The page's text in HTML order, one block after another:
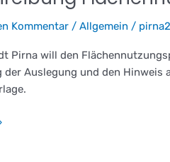
Kommentar / Allgemein /
Pirna will den
der Auslegung und den Hinweis